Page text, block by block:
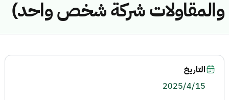
والمقاولات شركة شخص واحد)
التاريخ
2025/4/15